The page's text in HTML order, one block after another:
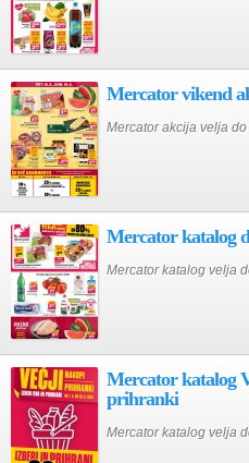
Mercator vikend
Mercator akcija velja
Mercator katalog
Mercator katalog velja
Mercator katalog
prihranki
Mercator katalog velja